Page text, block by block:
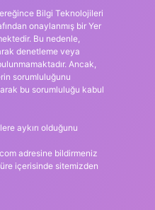
Bilgi Teknolojileri
onaylanmış bir Yer
Bu nedenle,
denetleme veya
Ancak,
sorumluluğunu
bu sorumluluğu kabul
aykırı olduğunu
adresine bildirmeniz
içerisinde sitemizden